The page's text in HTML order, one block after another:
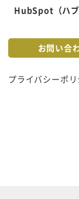
お問い合
プライバシーポリ
HubSpot（ハブ